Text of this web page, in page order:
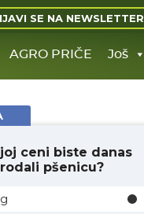
SE NA NEWSLETTER
AGRO PRIČE Još
ceni biste danas
pšenicu?